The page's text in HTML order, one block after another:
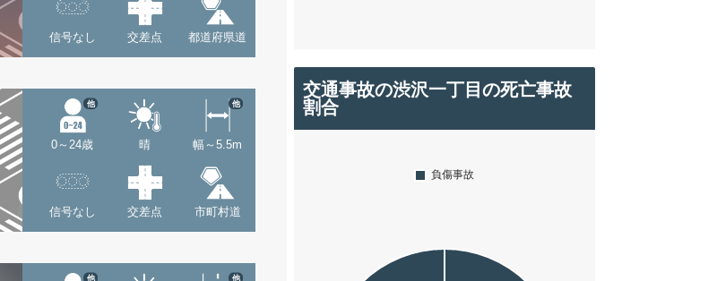
信号なし 交差点 都道府県道
0～24歳
他
晴 幅～5.5m
他
信号なし 交差点 市町村道
他 他
交通事故の渋沢一丁目の死亡事故
割合